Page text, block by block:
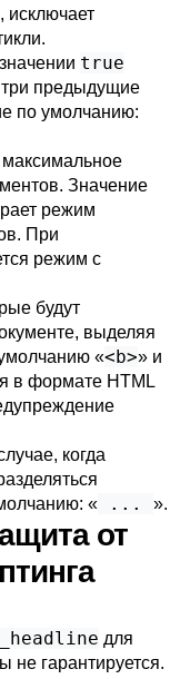
исключает
true
три предыдущие
по умолчанию:
Значение
режим
При
режим с
будут
выделяя
«<b>» и
в формате HTML
когда
« ... ».
от
для
не гарантируется.